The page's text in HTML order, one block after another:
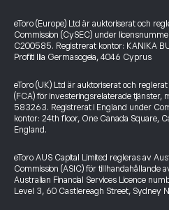
eToro (Europe) Ltd är auktoriserat och
Commission (CySEC) under
C200585. Registrerat kontor: KANIKA
Profiti Ilia Germasogeia, 4046 Cyprus
eToro (UK) Ltd är auktoriserat och
(FCA) för investeringsrelaterade tjänster,
583263. Registrerat i England under
kontor: 24th floor, One Canada Square,
England.
eToro AUS Capital Limited regleras av
Commission (ASIC) för tillhandahållande
Australian Financial Services Licence
Level 3, 60 Castlereagh Street, Sydney